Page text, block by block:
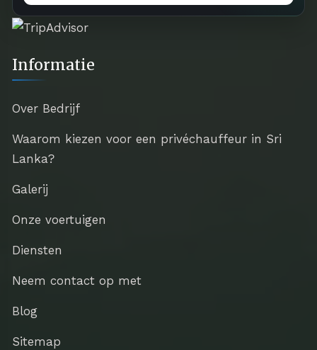
Informatie
Over Bedrijf
Waarom kiezen voor een privéchauffeur in Sri
Lanka?
Galerij
Onze voertuigen
Diensten
Neem contact op met
Blog
Sitemap